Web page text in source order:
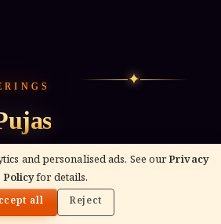
and personalised ads. See ourPrivacy
Policyfor details.
all Reject
✦
by ordained priests under
of vedic tradition — for every
of life.